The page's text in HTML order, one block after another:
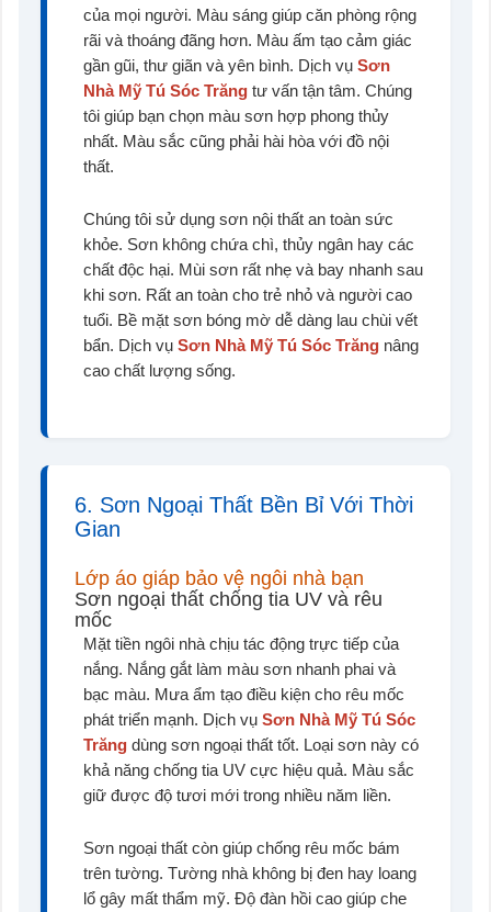
của mọi người. Màu sáng giúp căn phòng rộng
rãi và thoáng đãng hơn. Màu ấm tạo cảm giác
gần gũi, thư giãn và yên bình. Dịch vụ Sơn
Nhà Mỹ Tú Sóc Trăng tư vấn tận tâm. Chúng
tôi giúp bạn chọn màu sơn hợp phong thủy
nhất. Màu sắc cũng phải hài hòa với đồ nội
thất.
Chúng tôi sử dụng sơn nội thất an toàn sức
khỏe. Sơn không chứa chì, thủy ngân hay các
chất độc hại. Mùi sơn rất nhẹ và bay nhanh sau
khi sơn. Rất an toàn cho trẻ nhỏ và người cao
tuổi. Bề mặt sơn bóng mờ dễ dàng lau chùi vết
bẩn. Dịch vụ Sơn Nhà Mỹ Tú Sóc Trăng nâng
cao chất lượng sống.
6. Sơn Ngoại Thất Bền Bỉ Với Thời
Gian
Lớp áo giáp bảo vệ ngôi nhà bạn
Sơn ngoại thất chống tia UV và rêu
mốc
Mặt tiền ngôi nhà chịu tác động trực tiếp của
nắng. Nắng gắt làm màu sơn nhanh phai và
bạc màu. Mưa ẩm tạo điều kiện cho rêu mốc
phát triển mạnh. Dịch vụ Sơn Nhà Mỹ Tú Sóc
Trăng dùng sơn ngoại thất tốt. Loại sơn này có
khả năng chống tia UV cực hiệu quả. Màu sắc
giữ được độ tươi mới trong nhiều năm liền.
Sơn ngoại thất còn giúp chống rêu mốc bám
trên tường. Tường nhà không bị đen hay loang
lổ gây mất thẩm mỹ. Độ đàn hồi cao giúp che